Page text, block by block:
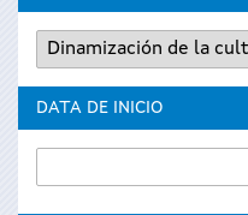
DATA DE INICIO
de